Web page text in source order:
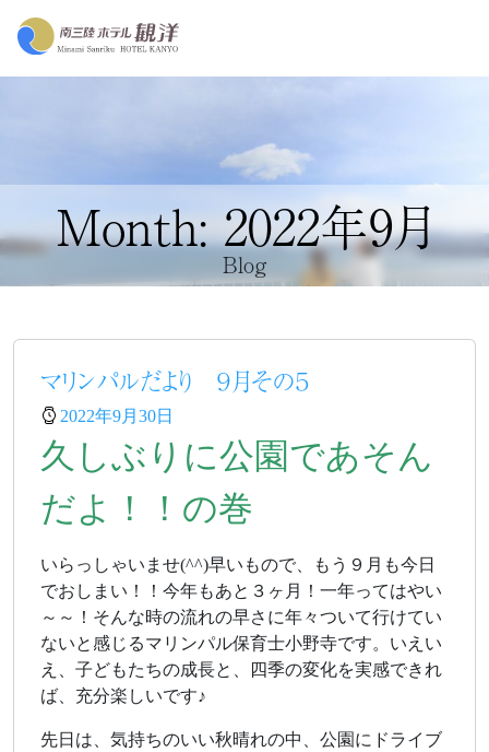
Month: 2022年9月
Blog
マリンパルだより ９月その５
2022年9月30日
久しぶりに公園であそん
だよ！！の巻
いらっしゃいませ(^^)早いもので、もう９月も今日
でおしまい！！今年もあと３ヶ月！一年ってはやい
～～！そんな時の流れの早さに年々ついて行けてい
ないと感じるマリンパル保育士小野寺です。いえい
え、子どもたちの成長と、四季の変化を実感できれ
ば、充分楽しいです♪
先日は、気持ちのいい秋晴れの中、公園にドライブ